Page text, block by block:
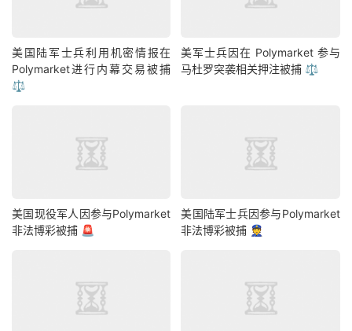
美国陆军士兵利用机密情报在
Polymarket进行内幕交易被捕
⚖️
美军士兵因在 Polymarket 参与
马杜罗突袭相关押注被捕 ⚖️
美国现役军人因参与Polymarket
非法博彩被捕 🚨
美国陆军士兵因参与Polymarket
非法博彩被捕 👮